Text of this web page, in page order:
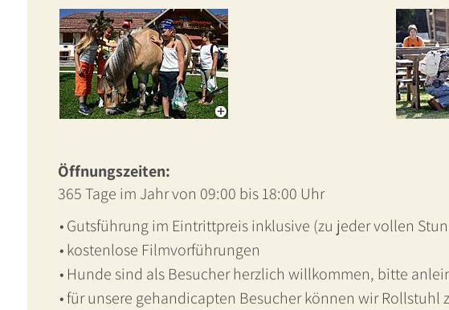
Öffnungszeiten:
365 Tage im Jahr von 09:00 bis 18:00 Uhr
•Gutsführung im Eintrittpreis inklusive (zu jeder vollen
•kostenlose Filmvorführungen
• Hunde sind als Besucher herzlich willkommen, bitte
•für unsere gehandicapten Besucher können wir Rollstuhl